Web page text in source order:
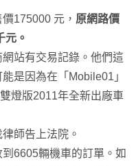
175000 元， 原網路價
元。
站有交易記錄。他們這
是因為在「Mobile01」
燈版2011年全新出廠車
師告上法院。
6605輛機車的訂單。如